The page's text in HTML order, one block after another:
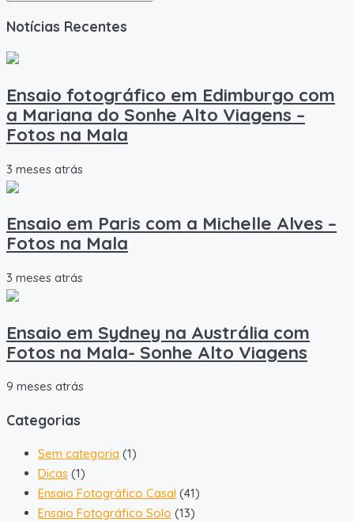
Notícias Recentes
Ensaio fotográfico em Edimburgo com
a Mariana do Sonhe Alto Viagens –
Fotos na Mala
3 meses atrás
Ensaio em Paris com a Michelle Alves –
Fotos na Mala
3 meses atrás
Ensaio em Sydney na Austrália com
Fotos na Mala- Sonhe Alto Viagens
9 meses atrás
Categorias
Sem categoria (1)
Dicas (1)
Ensaio Fotográfico Casal (41)
Ensaio Fotográfico Solo (13)